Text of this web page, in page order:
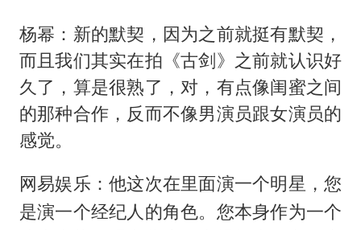
杨幂：新的默契，因为之前就挺有默契，
而且我们其实在拍《古剑》之前就认识好
久了，算是很熟了，对，有点像闺蜜之间
的那种合作，反而不像男演员跟女演员的
感觉。
网易娱乐：他这次在里面演一个明星，您
是演一个经纪人的角色。您本身作为一个